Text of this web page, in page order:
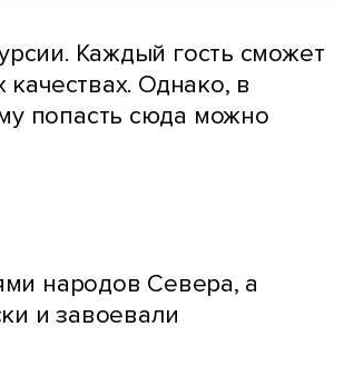
Каждый гость сможет
Однако, в
попасть сюда можно
народов Севера, а
и завоевали